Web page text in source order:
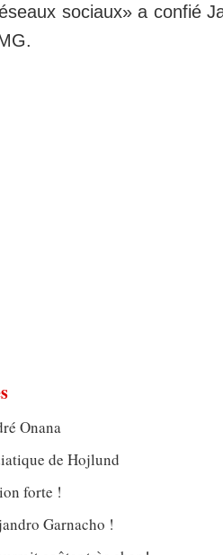
sociaux» a confié
Onana
de Hojlund
forte !
Garnacho !